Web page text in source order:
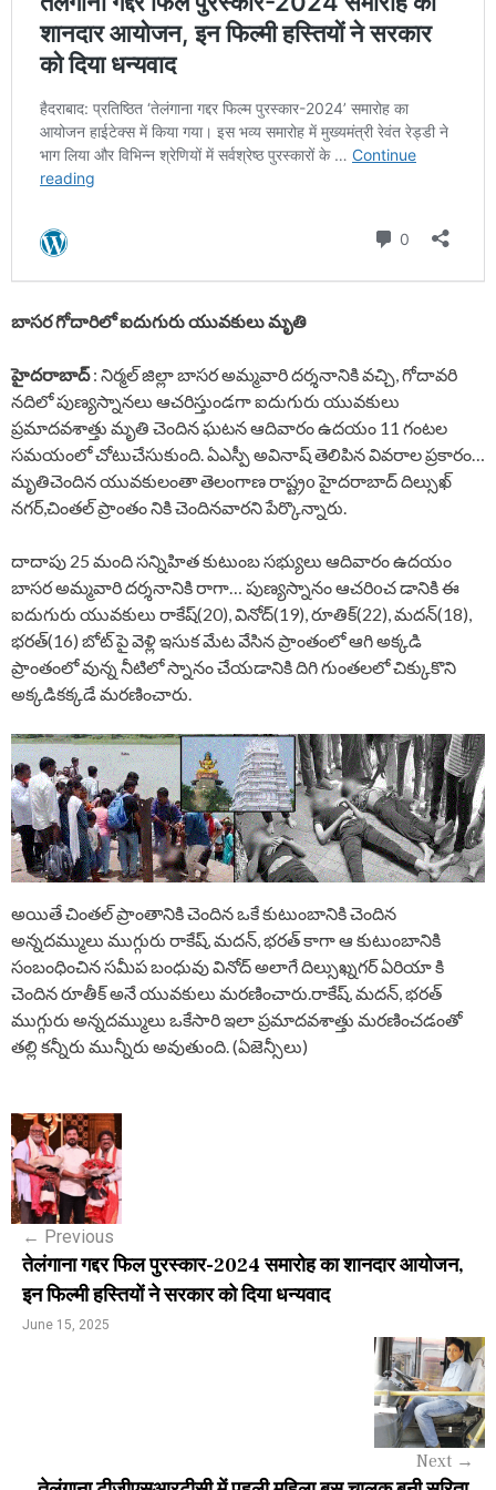
బాసర గోదారిలో ఐదుగురు యువకులు మృతి
హైదరాబాద్: నిర్మల్ జిల్లా బాసర అమ్మవారి దర్శనానికి వచ్చి, గోదావరి
నదిలో పుణ్యస్నానలు ఆచరిస్తుండగా ఐదుగురు యువకులు
ప్రమాదవశాత్తు మృతి చెందిన ఘటన ఆదివారం ఉదయం 11 గంటల
సమయంలో చోటుచేసుకుంది. ఏఎస్పీ అవినాష్ తెలిపిన వివరాల ప్రకారం…
మృతిచెందిన యువకులంతా తెలంగాణ రాష్ట్రo హైదరాబాద్ దిల్సుఖ్
నగర్,చింతల్ ప్రాంతం నికి చెందినవారని పేర్కొన్నారు.
దాదాపు 25 మంది సన్నిహిత కుటుంబ సభ్యులు ఆదివారం ఉదయం
బాసర అమ్మవారి దర్శనానికి రాగా… పుణ్యస్నానం ఆచరిoచ డానికి ఈ
ఐదుగురు యువకులు రాకేష్(20), వినోద్(19), రూతిక్(22), మదన్(18),
భరత్(16) బోట్ పై వెళ్లి ఇసుక మేట వేసిన ప్రాంతంలో ఆగి అక్కడి
ప్రాంతంలో వున్న నీటిలో స్నానం చేయడానికి దిగి గుంతలలో చిక్కుకొని
అక్కడికక్కడే మరణించారు.
అయితే చింతల్ ప్రాంతానికి చెందిన ఒకే కుటుంబానికి చెందిన
అన్నదమ్ములు ముగ్గురు రాకేష్, మదన్, భరత్ కాగా ఆ కుటుంబానికి
సంబంధించిన సమీప బంధువు వినోద్ అలాగే దిల్సుఖ్నగర్ ఏరియా కి
చెందిన రూతీక్ అనే యువకులు మరణించారు.రాకేష్, మదన్, భరత్
ముగ్గురు అన్నదమ్ములు ఒకేసారి ఇలా ప్రమాదవశాత్తు మరణించడంతో
తల్లి కన్నీరు మున్నీరు అవుతుంది. (ఏజెన్సీలు)
P
o
s
n
a
← Previous
तेलंगाना गद्दर फिल पुरस्कार-2024 समारोह का शानदार आयोजन,
इन फिल्मी हस्तियों ने सरकार को दिया धन्यवाद
June 15, 2025
Next →